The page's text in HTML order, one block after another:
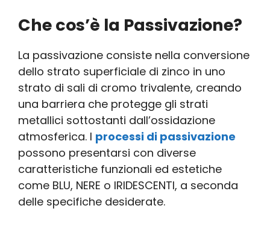
Che cos’è la Passivazione?
La passivazione consiste nella conversione
dello strato superficiale di zinco in uno
strato di sali di cromo trivalente, creando
una barriera che protegge gli strati
metallici sottostanti dall’ossidazione
atmosferica. I processi di passivazione
possono presentarsi con diverse
caratteristiche funzionali ed estetiche
come BLU, NERE o IRIDESCENTI, a seconda
delle specifiche desiderate.